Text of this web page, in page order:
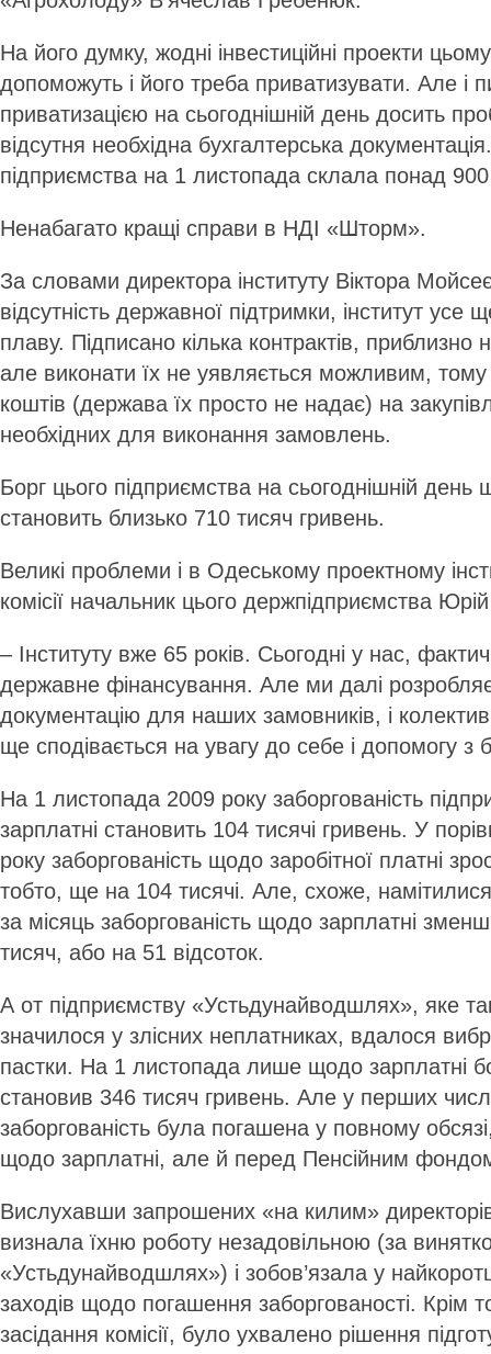
На його думку, жодні інвестиційні проекти
допоможуть і його треба приватизувати. Але і
приватизацією на сьогоднішній день досить
відсутня необхідна бухгалтерська
підприємства на 1 листопада склала понад
Ненабагато кращі справи в НДІ «Шторм».
За словами директора інституту Віктора
відсутність державної підтримки, інститут усе
плаву. Підписано кілька контрактів, приблизно
але виконати їх не уявляється можливим, тому
коштів (держава їх просто не надає) на
необхідних для виконання замовлень.
Борг цього підприємства на сьогоднішній день
становить близько 710 тисяч гривень.
Великі проблеми і в Одеському проектному
комісії начальник цього держпідприємства
– Інституту вже 65 років. Сьогодні у нас,
державне фінансування. Але ми далі
документацію для наших замовників, і колектив
ще сподівається на увагу до себе і допомогу з
На 1 листопада 2009 року заборгованість
зарплатні становить 104 тисячі гривень. У
року заборгованість щодо заробітної платні
тобто, ще на 104 тисячі. Але, схоже, намітилися
за місяць заборгованість щодо зарплатні
тисяч, або на 51 відсоток.
А от підприємству «Устьдунайводшлях», яке
значилося у злісних неплатниках, вдалося
пастки. На 1 листопада лише щодо зарплатні
становив 346 тисяч гривень. Але у перших
заборгованість була погашена у повному
щодо зарплатні, але й перед Пенсійним
Вислухавши запрошених «на килим»
визнала їхню роботу незадовільною (за
«Устьдунайводшлях») і зобов’язала у
заходів щодо погашення заборгованості. Крім
засідання комісії, було ухвалено рішення